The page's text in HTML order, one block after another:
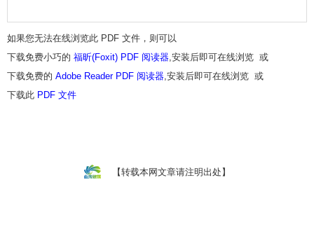
如果您无法在线浏览此 PDF 文件，则可以
下载免费小巧的 福昕(Foxit) PDF 阅读器 ,安装后即可在线浏览 或
下载免费的 Adobe Reader PDF 阅读器 ,安装后即可在线浏览 或
下载此 PDF 文件
【转载本网文章请注明出处】